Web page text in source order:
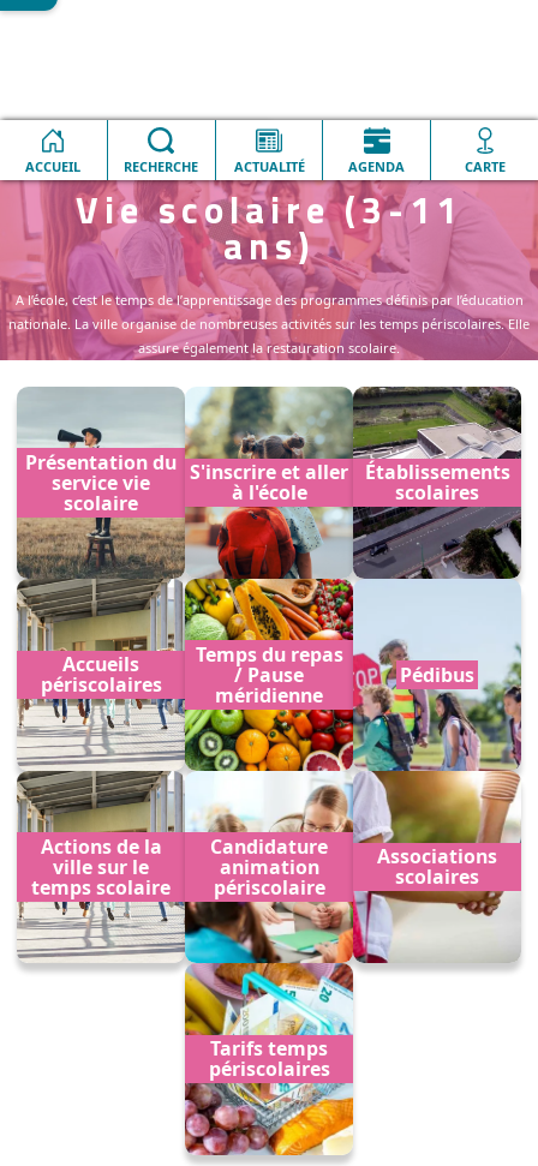
ACCUEIL RECHERCHE ACTUALITÉ AGENDA CARTE
Accueil Vie scolaire (3-11 ans)
Vie scolaire (3-11
ans)
A l’école, c’est le temps de l’apprentissage des programmes définis par l’éducation
nationale. La ville organise de nombreuses activités sur les temps périscolaires. Elle
assure également la restauration scolaire.
Présentation du
service vie
scolaire
S'inscrire et aller
à l'école
Établissements
scolaires
Accueils
périscolaires
Temps du repas
/ Pause
méridienne
Pédibus
Actions de la
ville sur le
temps scolaire
Candidature
animation
périscolaire
Associations
scolaires
Tarifs temps
périscolaires